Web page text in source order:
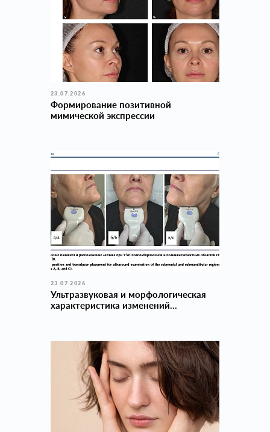
23.07.2026
Формирование позитивной
мимической экспрессии
23.07.2026
Ультразвуковая и морфологическая
характеристика изменений...